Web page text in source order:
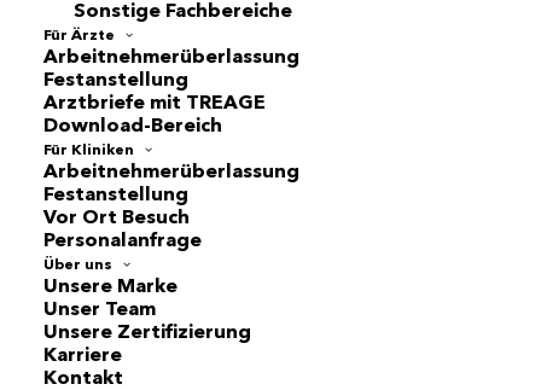
Sonstige Fachbereiche
Für Ärzte
Arbeitnehmerüberlassung
Festanstellung
Arztbriefe mit TREAGE
Download-Bereich
Für Kliniken
Arbeitnehmerüberlassung
Festanstellung
Vor Ort Besuch
Personalanfrage
Über uns
Unsere Marke
Unser Team
Unsere Zertifizierung
Karriere
Kontakt
House of Care Talents Austria GmbH
Stoß im Himmel 3/1/10a
1010 Wien
Österreich
Unternehmensgegenstand:
UID-Nummer:ATU80436315
Firmenbuchnummer:
Firmensitz:
Kontakt